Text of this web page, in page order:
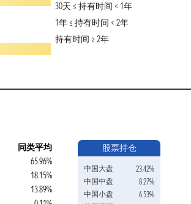
30天 ≤ 持有时间 < 1年
1年 ≤ 持有时间 < 2年
持有时间 ≥ 2年
同类平均
65.96%
18.15%
13.89%
股票持仓
中国大盘
23.42%
中国中盘
8.27%
中国小盘
6.53%